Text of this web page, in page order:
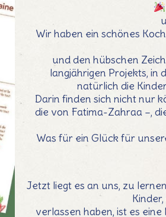
Wir haben ein schönes
und den hübschen
langjährigen Projekts, in
natürlich die
Darin finden sich nicht nur
die von Fatima-Zahraa –,
Was für ein Glück für
Jetzt liegt es an uns, zu
verlassen haben, ist es